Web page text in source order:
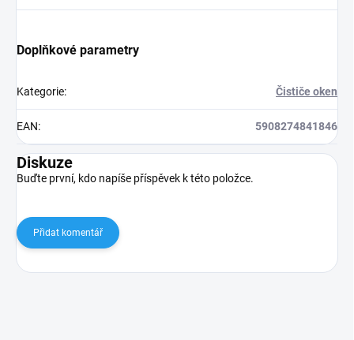
Doplňkové parametry
Kategorie: Čističe oken
EAN: 5908274841846
Diskuze
Buďte první, kdo napíše příspěvek k této položce.
Přidat komentář